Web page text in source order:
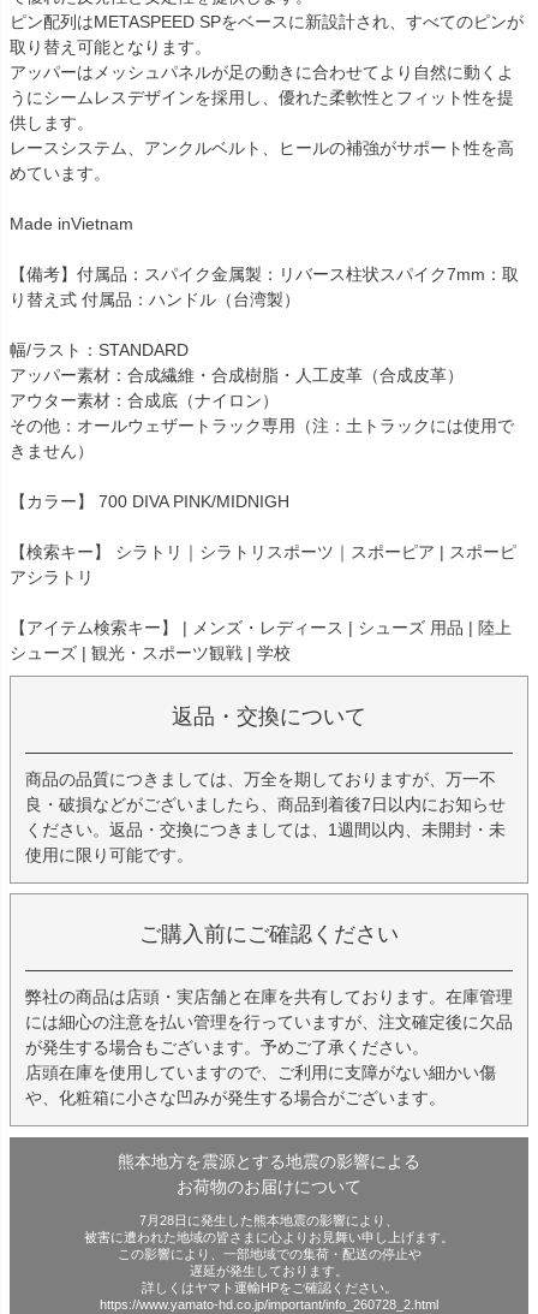
ピン配列はMETASPEED SPをベースに新設計され、すべてのピンが
取り替え可能となります。
アッパーはメッシュパネルが足の動きに合わせてより自然に動くよ
うにシームレスデザインを採用し、優れた柔軟性とフィット性を提
供します。
レースシステム、アンクルベルト、ヒールの補強がサポート性を高
めています。
Made inVietnam
【備考】付属品：スパイク金属製：リバース柱状スパイク7mm：取
り替え式 付属品：ハンドル（台湾製）
幅/ラスト：STANDARD
アッパー素材：合成繊維・合成樹脂・人工皮革（合成皮革）
アウター素材：合成底（ナイロン）
その他：オールウェザートラック専用（注：土トラックには使用で
きません）
【カラー】 700 DIVA PINK/MIDNIGH
【検索キー】 シラトリ｜シラトリスポーツ｜スポーピア | スポーピ
アシラトリ
【アイテム検索キー】 | メンズ・レディース | シューズ 用品 | 陸上
シューズ | 観光・スポーツ観戦 | 学校
返品・交換について
商品の品質につきましては、万全を期しておりますが、万一不
良・破損などがございましたら、商品到着後7日以内にお知らせ
ください。返品・交換につきましては、1週間以内、未開封・未
使用に限り可能です。
ご購入前にご確認ください
弊社の商品は店頭・実店舗と在庫を共有しております。在庫管理
には細心の注意を払い管理を行っていますが、注文確定後に欠品
が発生する場合もございます。予めご了承ください。
店頭在庫を使用していますので、ご利用に支障がない細かい傷
や、化粧箱に小さな凹みが発生する場合がございます。
熊本地方を震源とする地震の影響による
お荷物のお届けについて
7月28日に発生した熊本地震の影響により、
被害に遭われた地域の皆さまに心よりお見舞い申し上げます。
この影響により、一部地域での集荷・配送の停止や
遅延が発生しております。
詳しくはヤマト運輸HPをご確認ください。
https://www.yamato-hd.co.jp/important/info_260728_2.html